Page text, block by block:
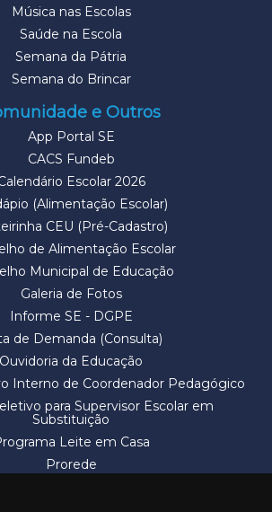
Música nas Escolas
Saúde na Escola
Semana da Pátria
Semana do Brincar
e Outros
App Portal SE
CACS Fundeb
Escolar 2026
(Alimentação Escolar)
CEU (Pré-Cadastro)
de Alimentação Escolar
Municipal de Educação
Galeria de Fotos
Informe SE - DGPE
de Demanda (Consulta)
Ouvidoria da Educação
Interno de Coordenador Pedagógico
para Supervisor Escolar em
Substituição
Leite em Casa
Prorede